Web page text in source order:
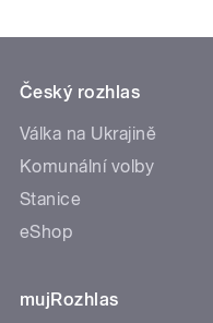
Český rozhlas
Válka na Ukrajině
Komunální volby
Stanice
eShop
mujRozhlas